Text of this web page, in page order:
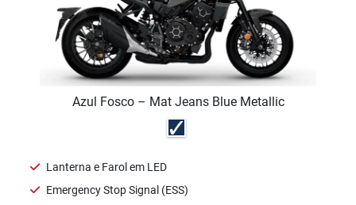
Azul Fosco – Mat Jeans Blue Metallic
Lanterna e Farol em LED
Emergency Stop Signal (ESS)